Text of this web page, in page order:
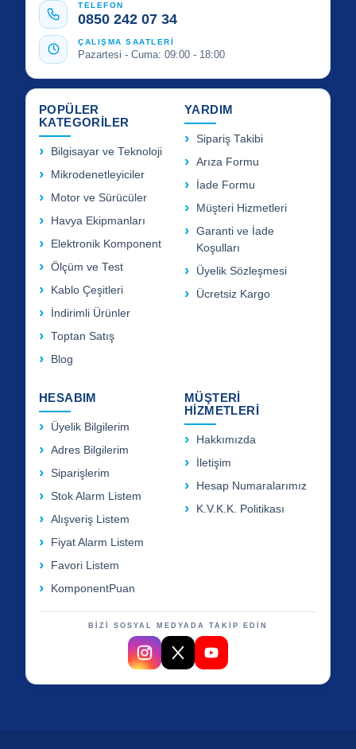
TELEFON
0850 242 07 34
ÇALIŞMA SAATLERİ
Pazartesi - Cuma: 09:00 - 18:00
POPÜLER
KATEGORİLER
Bilgisayar ve Teknoloji
Mikrodenetleyiciler
Motor ve Sürücüler
Havya Ekipmanları
Elektronik Komponent
Ölçüm ve Test
Kablo Çeşitleri
İndirimli Ürünler
Toptan Satış
Blog
YARDIM
Sipariş Takibi
Arıza Formu
İade Formu
Müşteri Hizmetleri
Garanti ve İade
Koşulları
Üyelik Sözleşmesi
Ücretsiz Kargo
HESABIM
Üyelik Bilgilerim
Adres Bilgilerim
Siparişlerim
Stok Alarm Listem
Alışveriş Listem
Fiyat Alarm Listem
Favori Listem
KomponentPuan
MÜŞTERİ
HİZMETLERİ
Hakkımızda
İletişim
Hesap Numaralarımız
K.V.K.K. Politikası
BİZİ SOSYAL MEDYADA TAKİP EDİN